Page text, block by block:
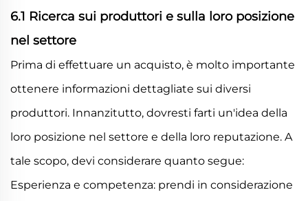
6.1 Ricerca sui produttori e sulla loro posizione
nel settore
Prima di effettuare un acquisto, è molto importante
ottenere informazioni dettagliate sui diversi
produttori. Innanzitutto, dovresti farti un'idea della
loro posizione nel settore e della loro reputazione. A
tale scopo, devi considerare quanto segue:
Esperienza e competenza: prendi in considerazione